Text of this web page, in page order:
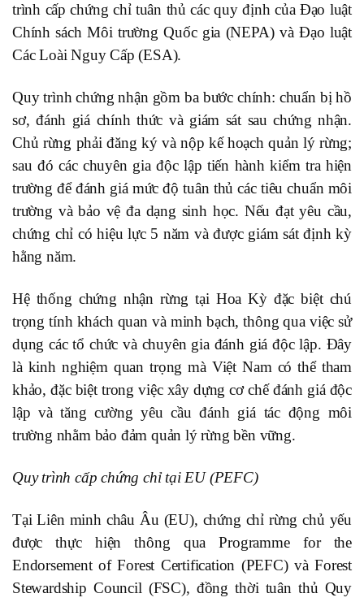
trình cấp chứng chỉ tuân thủ các quy định của Đạo luật
Chính sách Môi trường Quốc gia (NEPA) và Đạo luật
Các Loài Nguy Cấp (ESA).
Quy trình chứng nhận gồm ba bước chính: chuẩn bị hồ
sơ, đánh giá chính thức và giám sát sau chứng nhận.
Chủ rừng phải đăng ký và nộp kế hoạch quản lý rừng;
sau đó các chuyên gia độc lập tiến hành kiểm tra hiện
trường để đánh giá mức độ tuân thủ các tiêu chuẩn môi
trường và bảo vệ đa dạng sinh học. Nếu đạt yêu cầu,
chứng chỉ có hiệu lực 5 năm và được giám sát định kỳ
hằng năm.
Hệ thống chứng nhận rừng tại Hoa Kỳ đặc biệt chú
trọng tính khách quan và minh bạch, thông qua việc sử
dụng các tổ chức và chuyên gia đánh giá độc lập. Đây
là kinh nghiệm quan trọng mà Việt Nam có thể tham
khảo, đặc biệt trong việc xây dựng cơ chế đánh giá độc
lập và tăng cường yêu cầu đánh giá tác động môi
trường nhằm bảo đảm quản lý rừng bền vững.
Quy trình cấp chứng chỉ tại EU (PEFC)
Tại Liên minh châu Âu (EU), chứng chỉ rừng chủ yếu
được thực hiện thông qua Programme for the
Endorsement of Forest Certification (PEFC) và Forest
Stewardship Council (FSC), đồng thời tuân thủ Quy